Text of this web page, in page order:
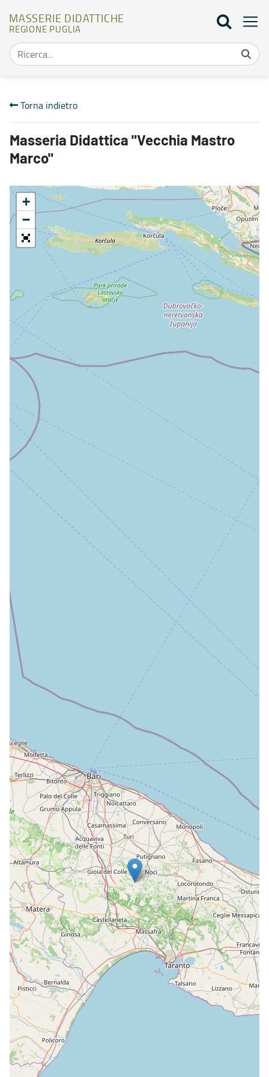
MASSERIE DIDATTICHE
REGIONE PUGLIA
Torna indietro
Masseria Didattica "Vecchia Mastro
Marco"
+
−